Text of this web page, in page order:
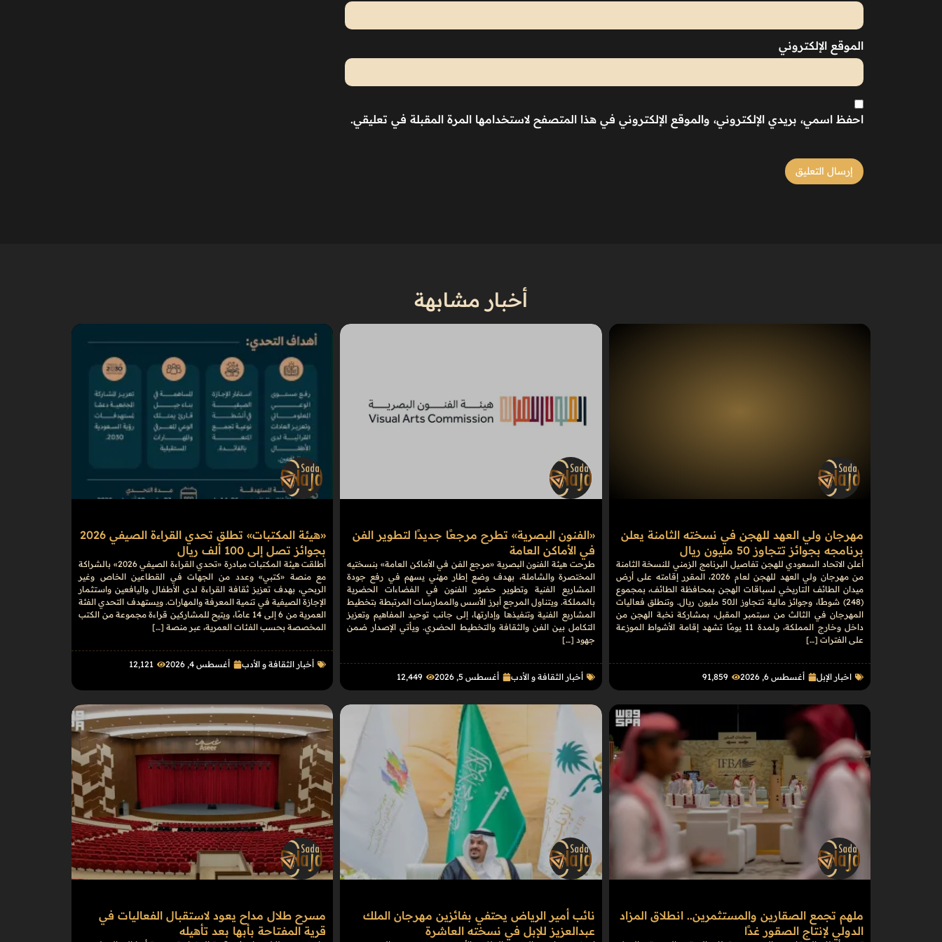
الموقع الإلكتروني
احفظ اسمي، بريدي الإلكتروني، والموقع الإلكتروني في هذا المتصفح لاستخدامها المرة المقبلة في تعليقي.
أخبار مشابهة
مهرجان ولي العهد للهجن في نسخته الثامنة يعلن
برنامجه بجوائز تتجاوز 50 مليون ريال
أعلن الاتحاد السعودي للهجن تفاصيل البرنامج الزمني للنسخة الثامنة
من مهرجان ولي العهد للهجن لعام 2026، المقرر إقامته على أرض
ميدان الطائف التاريخي لسباقات الهجن بمحافظة الطائف، بمجموع
(248) شوطًا، وجوائز مالية تتجاوز الـ50 مليون ريال. وتنطلق فعاليات
المهرجان في الثالث من سبتمبر المقبل، بمشاركة نخبة الهجن من
داخل وخارج المملكة، ولمدة 11 يومًا تشهد إقامة الأشواط الموزعة
على الفترات […]
اخبار الإبل أغسطس 6, 2026 91٬859
«الفنون البصرية» تطرح مرجعًا جديدًا لتطوير الفن
في الأماكن العامة
طرحت هيئة الفنون البصرية «مرجع الفن في الأماكن العامة» بنسختيه
المختصرة والشاملة، بهدف وضع إطار مهني يسهم في رفع جودة
المشاريع الفنية وتطوير حضور الفنون في الفضاءات الحضرية
بالمملكة. ويتناول المرجع أبرز الأسس والممارسات المرتبطة بتخطيط
المشاريع الفنية وتنفيذها وإدارتها، إلى جانب توحيد المفاهيم وتعزيز
التكامل بين الفن والثقافة والتخطيط الحضري. ويأتي الإصدار ضمن
جهود […]
أخبار الثقافة و الأدب أغسطس 5, 2026 12٬449
«هيئة المكتبات» تطلق تحدي القراءة الصيفي 2026
بجوائز تصل إلى 100 ألف ريال
أطلقت هيئة المكتبات مبادرة «تحدي القراءة الصيفي 2026» بالشراكة
مع منصة «كتبي» وعدد من الجهات في القطاعين الخاص وغير
الربحي، بهدف تعزيز ثقافة القراءة لدى الأطفال واليافعين واستثمار
الإجازة الصيفية في تنمية المعرفة والمهارات. ويستهدف التحدي الفئة
العمرية من 6 إلى 14 عامًا، ويتيح للمشاركين قراءة مجموعة من الكتب
المخصصة بحسب الفئات العمرية، عبر منصة […]
أخبار الثقافة و الأدب أغسطس 4, 2026 12٬121
ملهم تجمع الصقارين والمستثمرين.. انطلاق المزاد
الدولي لإنتاج الصقور غدًا
نائب أمير الرياض يحتفي بفائزين مهرجان الملك
عبدالعزيز للإبل في نسخته العاشرة
مسرح طلال مداح يعود لاستقبال الفعاليات في
قرية المفتاحة بأبها بعد تأهيله